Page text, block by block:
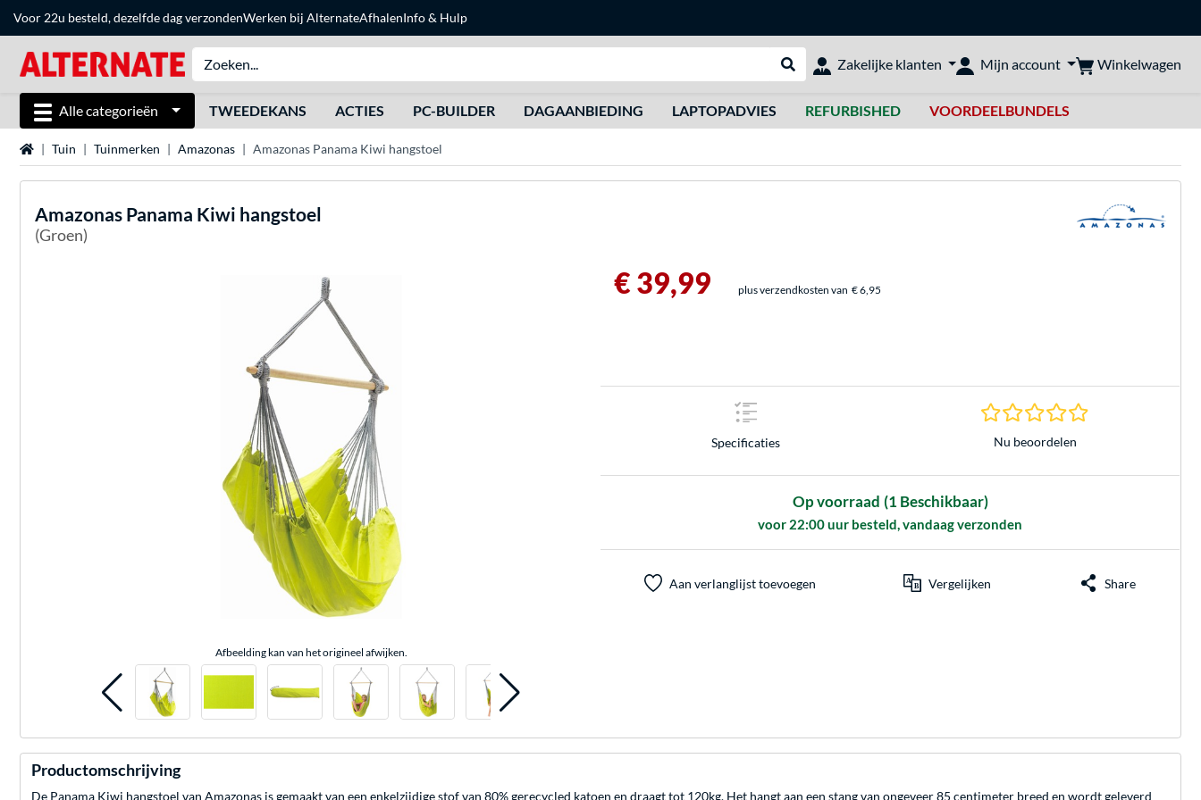
Voor 22u besteld, dezelfde dag verzondenWerken bij AlternateAfhalenInfo & Hulp
Webshop doorzoeken
Zakelijke klanten Mijn account Winkelwagen
Alle categorieën TWEEDEKANS ACTIES PC-BUILDER DAGAANBIEDING LAPTOPADVIES REFURBISHED VOORDEELBUNDELS
HomeTuin Tuinmerken Amazonas Amazonas Panama Kiwi hangstoel
Amazonas Panama Kiwi hangstoel
(Groen)
Afbeelding kan van het origineel afwijken.
€ 39,99 plus verzendkosten van € 6,95
Specificaties
0.0 sterren
Nu beoordelen
Op voorraad (1 Beschikbaar)
voor 22:00 uur besteld, vandaag verzonden
Aan verlanglijst toevoegen Vergelijken Share
Productomschrijving
De Panama Kiwi hangstoel van Amazonas is gemaakt van een enkelzijdige stof van 80% gerecycled katoen en draagt tot 120kg. Het hangt aan een stang van ongeveer 85 centimeter breed en wordt geleverd